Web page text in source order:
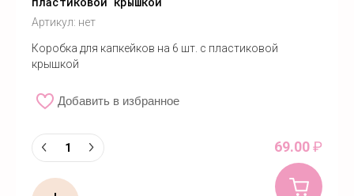
Артикул: нет
Коробка для капкейков на 6 шт. с пластиковой
крышкой
Добавить в избранное
69.00₽